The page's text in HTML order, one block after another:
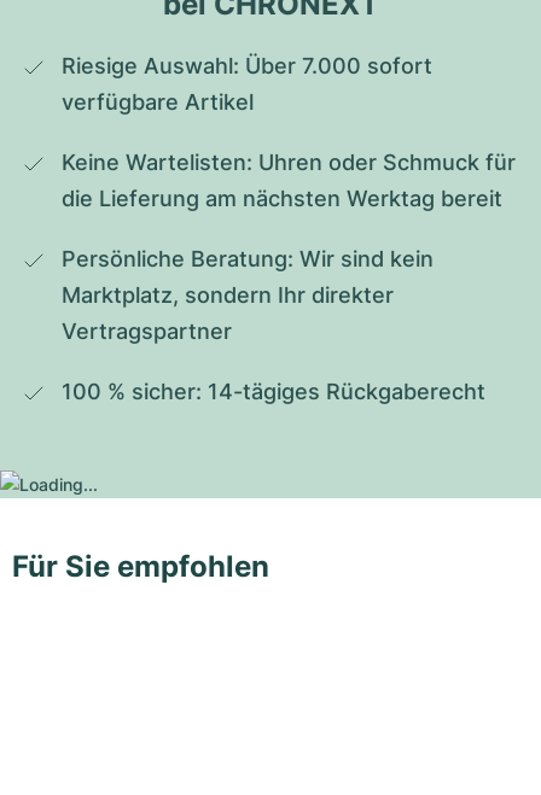
Riesige Auswahl: Über 7.000 sofort
verfügbare Artikel
Keine Wartelisten: Uhren oder Schmuck für
die Lieferung am nächsten Werktag bereit
Persönliche Beratung: Wir sind kein
Marktplatz, sondern Ihr direkter
Vertragspartner
100 % sicher: 14-tägiges Rückgaberecht
Für Sie empfohlen